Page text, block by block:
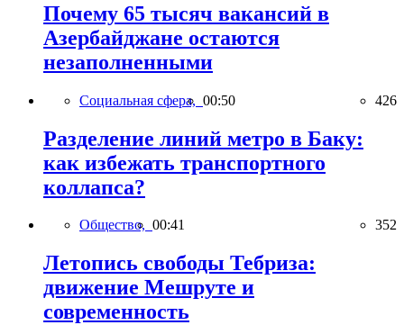
Почему 65 тысяч вакансий в
Азербайджане остаются
незаполненными
Социальная сфера, 00:50 426
Разделение линий метро в Баку:
как избежать транспортного
коллапса?
Общество, 00:41 352
Летопись свободы Тебриза:
движение Мешруте и
современность